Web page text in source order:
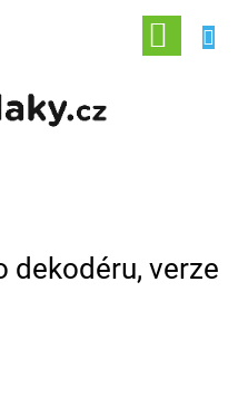
NÁKUPNÍ
KOŠÍK
dekodéru, verze